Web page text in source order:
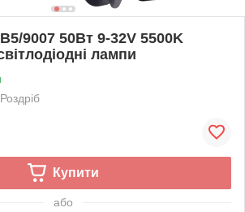
9007 50Вт 9-32V 5500K
лампи
Роздріб
Купити
або